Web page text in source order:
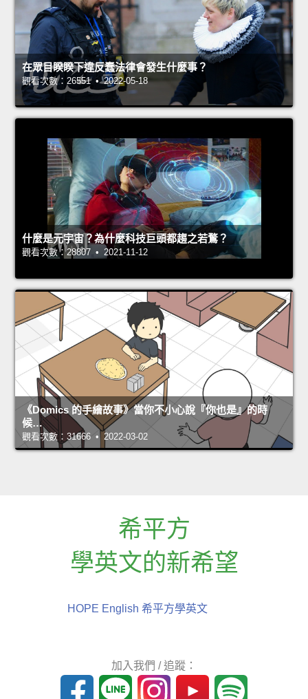
在眾目睽睽下違反蠢法律會發生什麼事？
觀看次數：26551 • 2022-05-18
什麼是元宇宙？為什麼科技巨頭都趨之若鶩？
觀看次數：28807 • 2021-11-12
《Domics 的手繪故事》當你不小心說『你也是』的時
候…
觀看次數：31666 • 2022-03-02
希平方
學英文的新希望
HOPE English 希平方學英文
加入我們 / 追蹤：